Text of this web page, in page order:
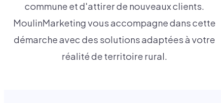
commune et d'attirer de nouveaux clients.
MoulinMarketing vous accompagne dans cette
démarche avec des solutions adaptées à votre
réalité de territoire rural.